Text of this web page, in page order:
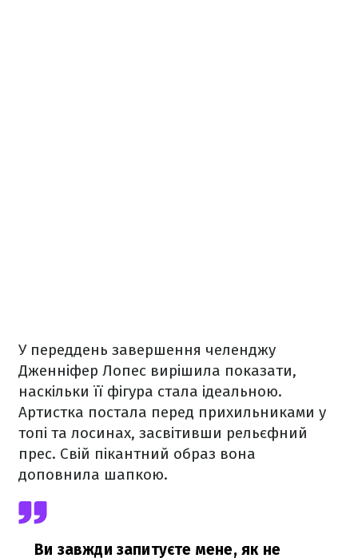
У переддень завершення челенджу
Дженніфер Лопес вирішила показати,
наскільки її фігура стала ідеальною.
Артистка постала перед прихильниками у
топі та лосинах, засвітивши рельєфний
прес. Свій пікантний образ вона
доповнила шапкою.
Ви завжди запитуєте мене, як не